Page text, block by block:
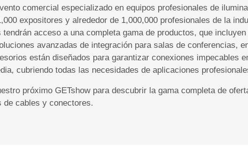
comercial especializado en equipos profesionales de
expositores y alrededor de 1,000,000 profesionales de la
acceso a una completa gama de productos, que
avanzadas de integración para salas de conferencias,
están diseñados para garantizar conexiones impecables
cubriendo todas las necesidades de aplicaciones
próximo GETshow para descubrir la gama completa de
de cables y conectores.